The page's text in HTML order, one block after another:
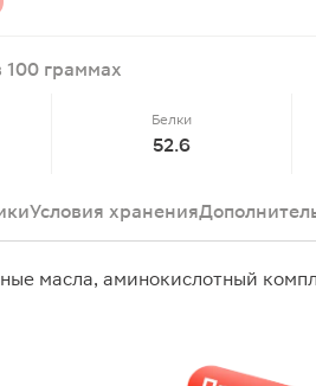
граммах
Белки
52.6
Условия хранения
масла, аминокислотный